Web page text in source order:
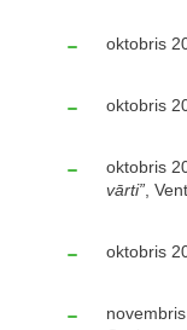
oktobris
oktobris
oktobris
vārti” ,
oktobris